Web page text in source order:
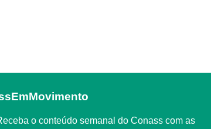
o conteúdo semanal do Conass com as